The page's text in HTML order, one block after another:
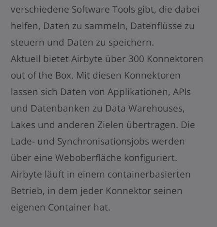
verschiedene Software Tools gibt, die dabei
helfen, Daten zu sammeln, Datenflüsse zu
steuern und Daten zu speichern.
Aktuell bietet Airbyte über 300 Konnektoren
out of the Box. Mit diesen Konnektoren
lassen sich Daten von Applikationen, APIs
und Datenbanken zu Data Warehouses,
Lakes und anderen Zielen übertragen. Die
Lade- und Synchronisationsjobs werden
über eine Weboberfläche konfiguriert.
Airbyte läuft in einem containerbasierten
Betrieb, in dem jeder Konnektor seinen
eigenen Container hat.